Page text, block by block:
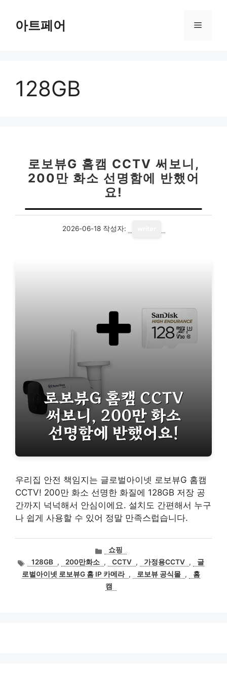
아트페어 메
128GB
로보뷰G 홈캠 CCTV 써보니,
200만 화소 선명함에 반했어
요!
2026-06-18 작성자:
우리집 안전 책임지는 글로벌아이넷 로보뷰G 홈캠
CCTV! 200만 화소 선명한 화질에 128GB 저장 공
간까지 넉넉해서 안심이에요. 설치도 간편해서 누구
나 쉽게 사용할 수 있어 정말 만족스럽습니다.
카
고
리
쇼핑
태
그
128GB , 200만화소 , CCTV , 가정용CCTV ,
글
로벌아이넷 로보뷰G 홈 IP 카메라 , 로보뷰 공식몰 ,
홈
캠